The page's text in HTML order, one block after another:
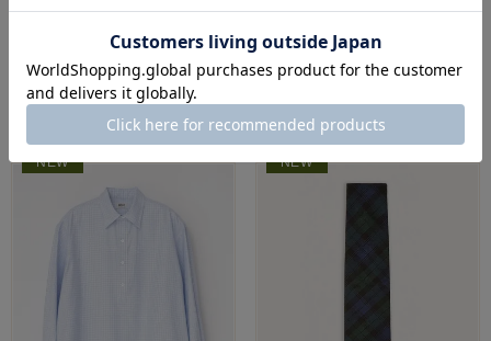
レーヨンオープンシャツ/ヘール
24,200 税込
スモールパース 全5色
¥26,400税込
NEW NEW